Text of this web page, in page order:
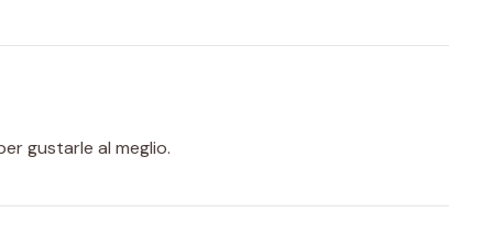
gustarle al meglio.